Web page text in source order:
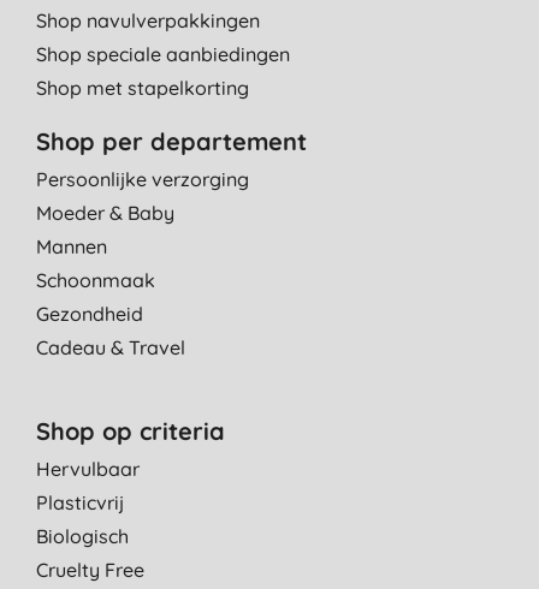
Shop navulverpakkingen
Shop speciale aanbiedingen
Shop met stapelkorting
Shop per departement
Persoonlijke verzorging
Moeder & Baby
Mannen
Schoonmaak
Gezondheid
Cadeau & Travel
Shop op criteria
Hervulbaar
Plasticvrij
Biologisch
Cruelty Free